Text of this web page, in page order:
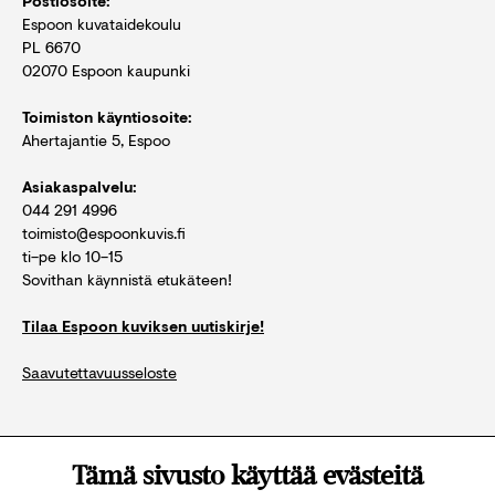
Tämä sivusto käyttää evästeitä
Espoon kuvataidekoulu
PL 6670
02070 Espoon kaupunki
Toimiston käyntiosoite:
Ahertajantie 5, Espoo
Asiakaspalvelu:
044 291 4996
toimisto@espoonkuvis.fi
ti–pe klo 10–15
Sovithan käynnistä etukäteen!
Tilaa Espoon kuviksen uutiskirje!
Saavutettavuusseloste